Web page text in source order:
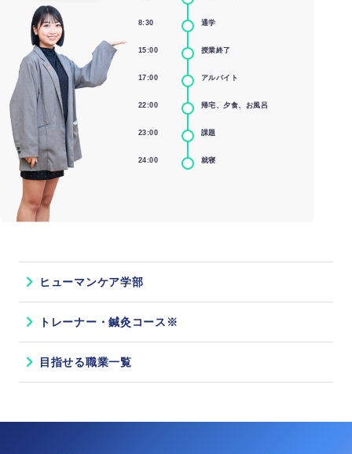
8:30 通学
15:00 授業終了
17:00 アルバイト
22:00 帰宅、夕食、お風呂
23:00 課題
24:00 就寝
ヒューマンケア学部
トレーナー・鍼灸コース※
目指せる職業一覧